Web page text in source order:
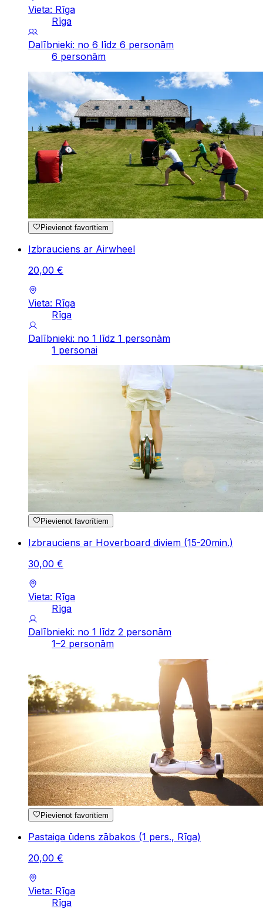
Vieta: Rīga
Rīga
Dalībnieki: no 6 līdz 6 personām
6 personām
Pievienot favorītiem
Izbrauciens ar Airwheel
20,00 €
Vieta: Rīga
Rīga
Dalībnieki: no 1 līdz 1 personām
1 personai
Pievienot favorītiem
Izbrauciens ar Hoverboard diviem (15-20min.)
30,00 €
Vieta: Rīga
Rīga
Dalībnieki: no 1 līdz 2 personām
1–2 personām
Pievienot favorītiem
Pastaiga ūdens zābakos (1 pers., Rīga)
20,00 €
Vieta: Rīga
Rīga